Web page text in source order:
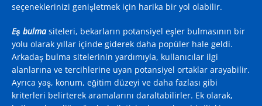
seçeneklerinizi genişletmek için harika bir yol olabilir.
Eş bulmasiteleri, bekarların potansiyel eşler bulmasının bir
yolu olarak yıllar içinde giderek daha popüler hale geldi.
Arkadaş bulma sitelerinin yardımıyla, kullanıcılar ilgi
alanlarına ve tercihlerine uyan potansiyel ortaklar arayabilir.
Ayrıca yaş, konum, eğitim düzeyi ve daha fazlası gibi
kriterleri belirterek aramalarını daraltabilirler. Ek olarak,